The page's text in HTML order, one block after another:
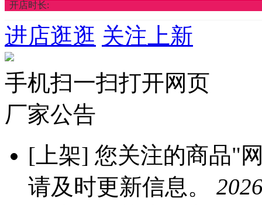
开店时长:
进店逛逛 关注上新
手机扫一扫打开网页
厂家公告
[上架] 您关注的商品"
请及时更新信息。